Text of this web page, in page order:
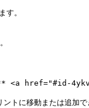
す。
ます** <a
トに移動または追加で